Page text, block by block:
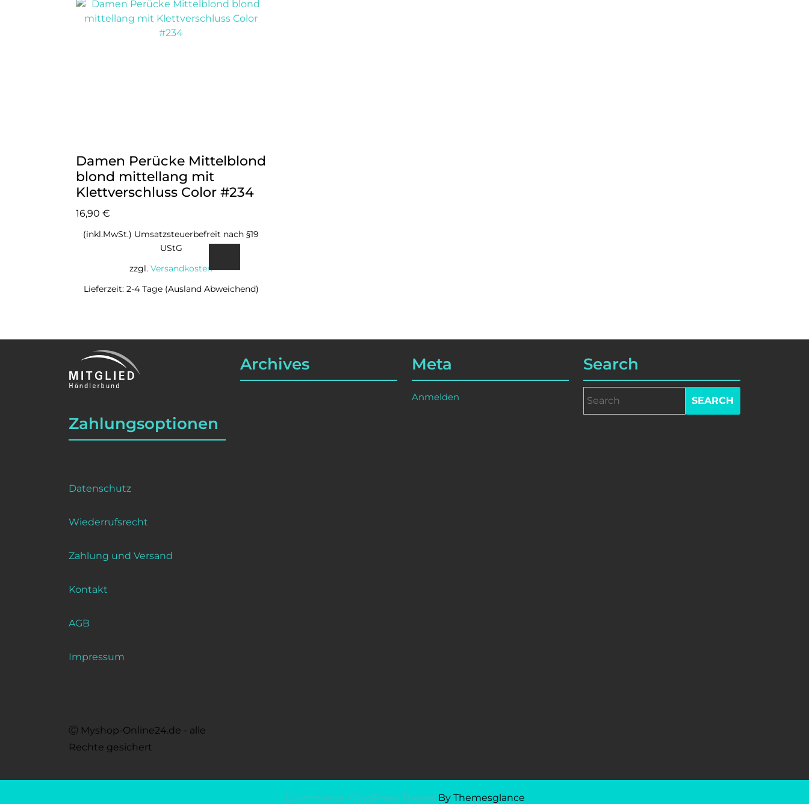
Damen Perücke Mittelblond
blond mittellang mit
Klettverschluss Color #234
16,90 €
(inkl.MwSt.) Umsatzsteuerbefreit nach §19
UStG
zzgl. Versandkosten
Lieferzeit: 2-4 Tage (Ausland Abweichend)
Zahlungsoptionen
Datenschutz
Wiederrufsrecht
Zahlung und Versand
Kontakt
AGB
Impressum
Ⓒ Myshop-Online24.de - alle
Rechte gesichert
Archives Meta
Anmelden
Search
Ecommerce WordPress Theme By Themesglance